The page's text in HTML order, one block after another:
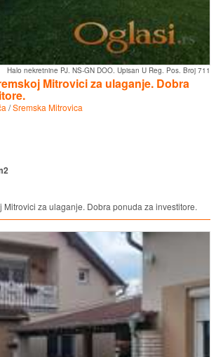
Halo nekretnine PJ. NS-GN DOO. Upisan U Reg. Pos. Broj 711
Mitrovici za ulaganje. Dobra
/Sremska Mitrovica
Mitrovici za ulaganje. Dobra ponuda za investitore.